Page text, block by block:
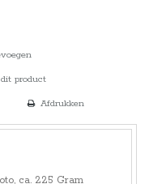
product
Afdrukken
ca. 225 Gram